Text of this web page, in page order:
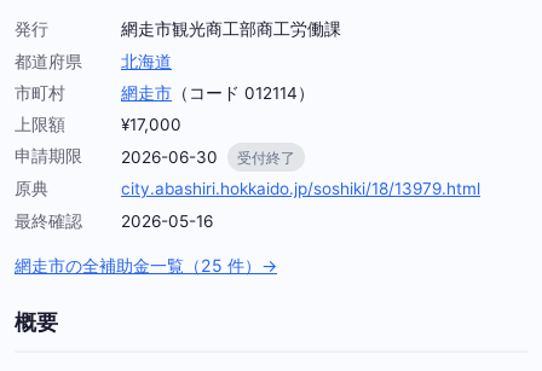
発行
網走市観光商工部商工労働課
都道府県
北海道
市町村
網走市 （コード 012114）
上限額
¥17,000
申請期限
2026-06-30 受付終了
原典
city.abashiri.hokkaido.jp/soshiki/18/13979.html
最終確認
2026-05-16
網走市の全補助金一覧（25 件）→
概要